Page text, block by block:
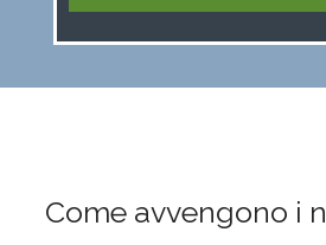
Come avvengono i